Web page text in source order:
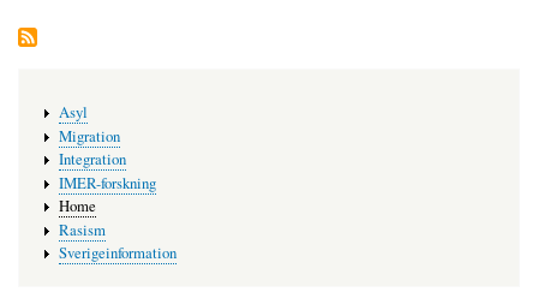
navigation
Asyl
Migration
Integration
IMER-forskning
Home
Rasism
Sverigeinformation